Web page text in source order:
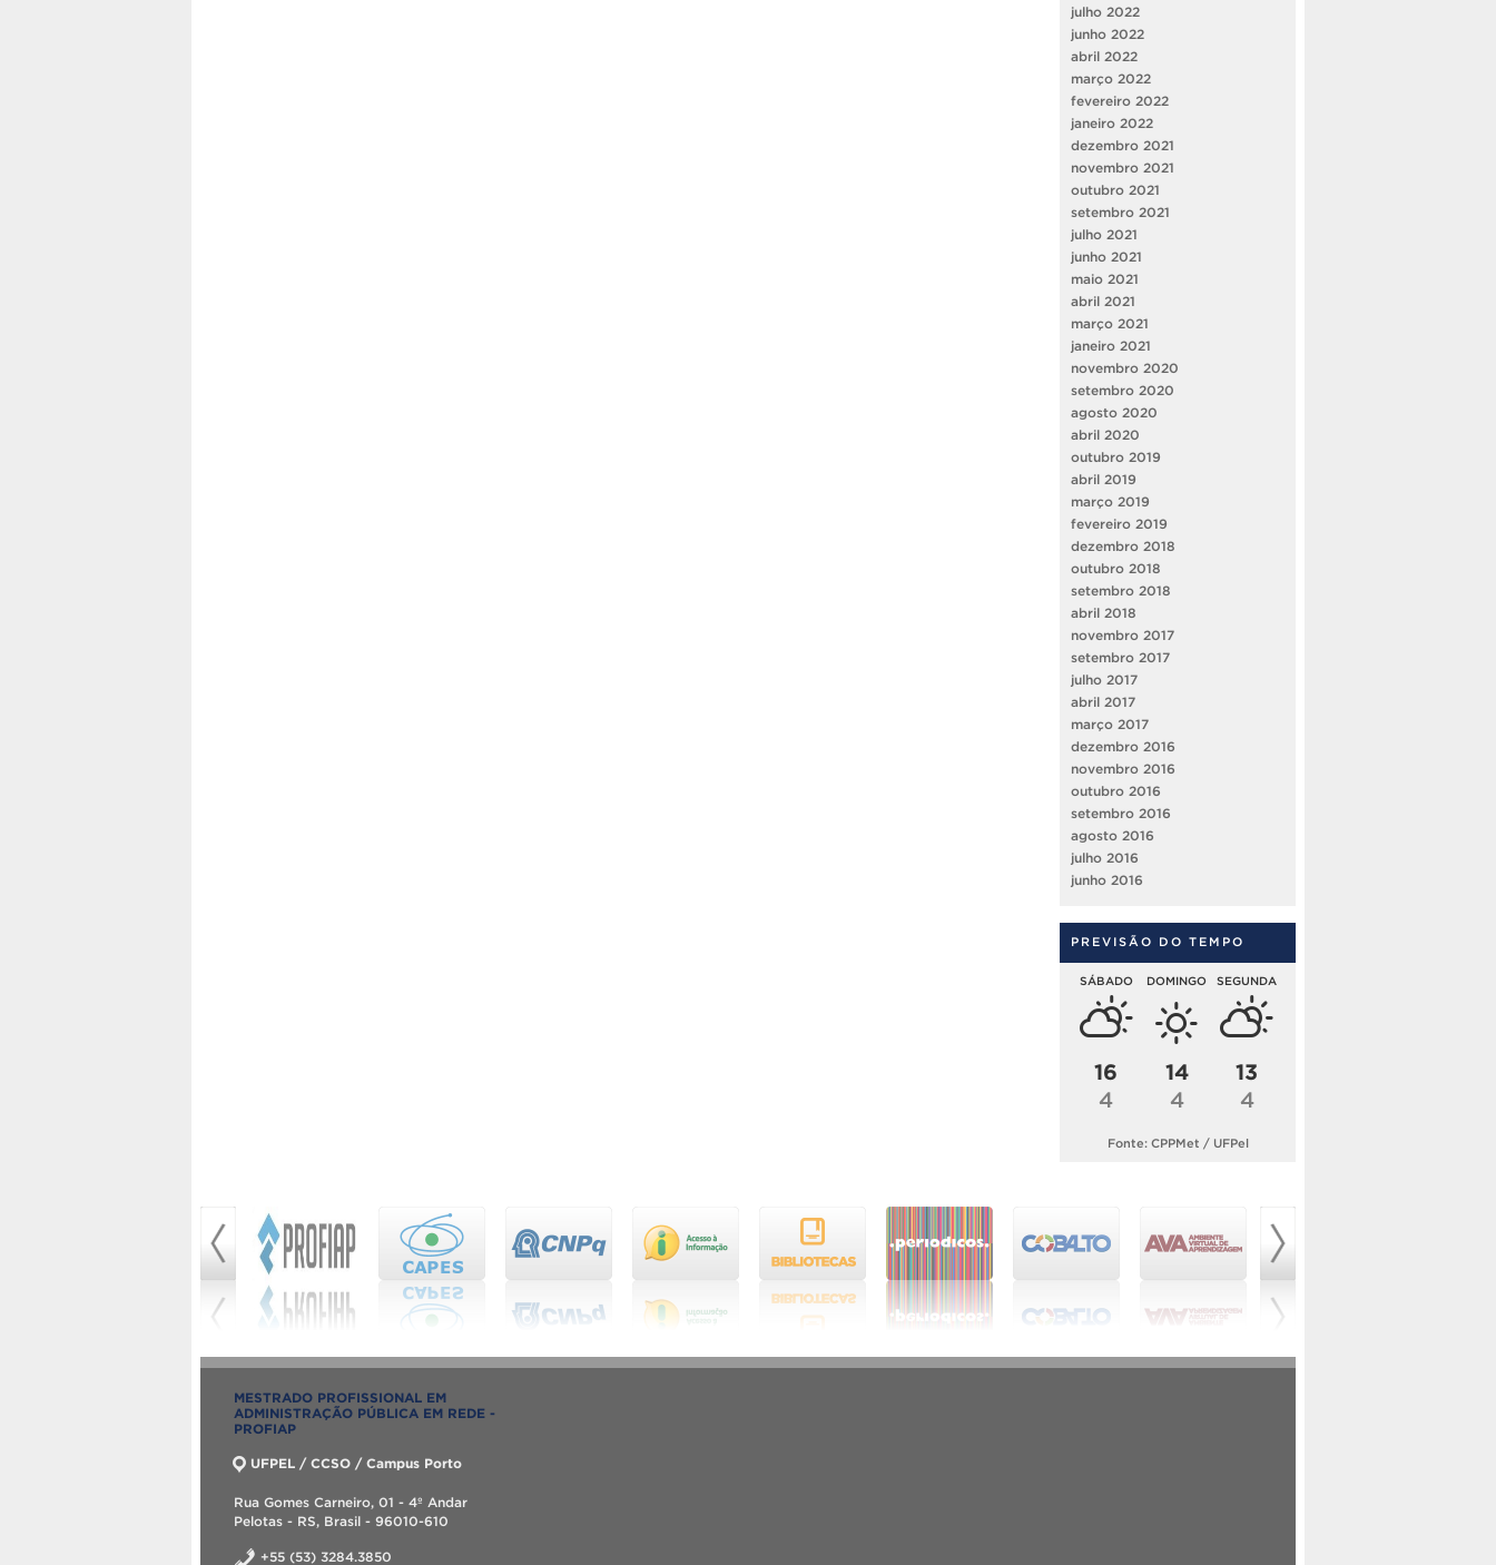
julho 2022
junho 2022
abril 2022
março 2022
fevereiro 2022
janeiro 2022
dezembro 2021
novembro 2021
outubro 2021
setembro 2021
julho 2021
junho 2021
maio 2021
abril 2021
março 2021
janeiro 2021
novembro 2020
setembro 2020
agosto 2020
abril 2020
outubro 2019
abril 2019
março 2019
fevereiro 2019
dezembro 2018
outubro 2018
setembro 2018
abril 2018
novembro 2017
setembro 2017
julho 2017
abril 2017
março 2017
dezembro 2016
novembro 2016
outubro 2016
setembro 2016
agosto 2016
julho 2016
junho 2016
PREVISÃO DO TEMPO
SÁBADO
16
4
DOMINGO
14
4
SEGUNDA
13
4
Fonte: CPPMet / UFPel
MESTRADO PROFISSIONAL EM
ADMINISTRAÇÃO PÚBLICA EM REDE -
PROFIAP
UFPEL / CCSO / Campus Porto
Rua Gomes Carneiro, 01 - 4º Andar
Pelotas - RS, Brasil - 96010-610
+55 (53) 3284.3850